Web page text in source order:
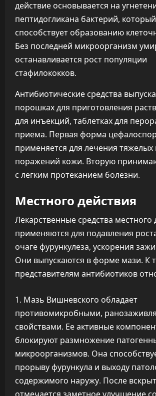
действие основывается на
пептидогликана бактерий, который
способствует образованию
Без последней микроорганизм
останавливается рост популяции
стафилококков.
Антибиотические средства
порошках для приготовления
для инъекций, таблетках для
приема. Первая форма
применяется для лечения
поражений кожи. Вторую
с легким протеканием болезни.
Местного действия
Лекарственные средства местного
применяются для подавления
очаге фурункулеза, ускорения
Они выпускаются в форме мази. К
представителям антибиотиков
Мазь Вишневского обладает
противомикробными,
свойствами. Ее активные
блокируют размножение
микроорганизмов. Она
прорыву фурункула и выходу
содержимого наружу. После